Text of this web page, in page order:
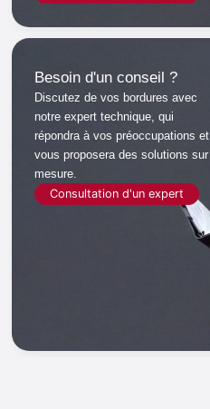
Besoin d'un conseil ?
Discutez de vos bordures avec
notre expert technique, qui
répondra à vos préoccupationset
vous proposera des solutions sur
mesure.
Consultation d'un expert